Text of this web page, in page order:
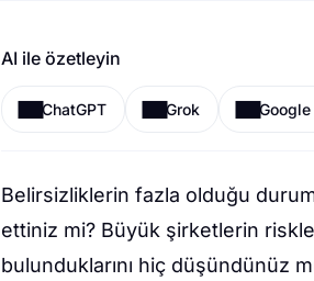
AI ile özetleyin
ChatGPT Grok
Belirsizliklerin fazla olduğu
ettiniz mi? Büyük şirketlerin
bulunduklarını hiç düşündünüz